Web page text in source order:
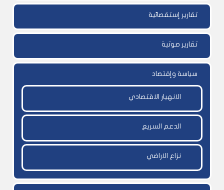
تقارير إستقصائية
تقارير صوتية
سياسة وإقتصاد
الانهيار الاقتصادي
الدعم السريع
نزاع الاراضي